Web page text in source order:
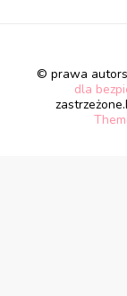
© prawa
dla
zastrzeżone.